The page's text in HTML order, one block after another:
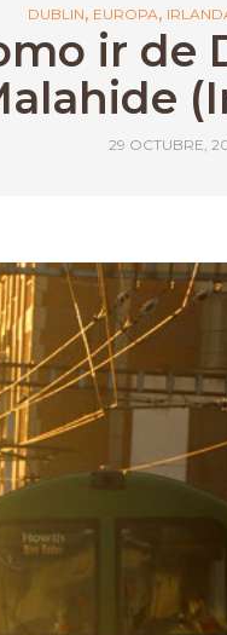
DUBLIN, EUROPA,
ir de
29 OCTUBRE,